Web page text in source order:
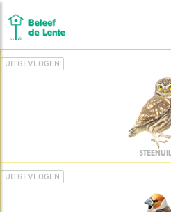
UITGEVLOGEN
STEENUIL
UITGEVLOGEN